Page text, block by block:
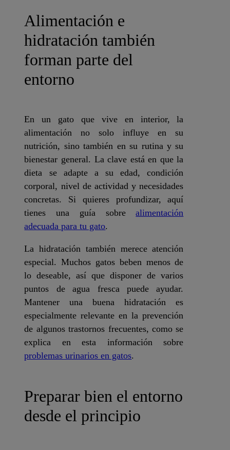
Alimentación e
hidratación también
forman parte del
entorno
En un gato que vive en interior, la
alimentación no solo influye en su
nutrición, sino también en su rutina y su
bienestar general. La clave está en que la
dieta se adapte a su edad, condición
corporal, nivel de actividad y necesidades
concretas. Si quieres profundizar, aquí
tienes una guía sobrealimentación
adecuada para tu gato.
La hidratación también merece atención
especial. Muchos gatos beben menos de
lo deseable, así que disponer de varios
puntos de agua fresca puede ayudar.
Mantener una buena hidratación es
especialmente relevante en la prevención
de algunos trastornos frecuentes, como se
explica en esta información sobre
problemas urinarios en gatos.
Preparar bien el entorno
desde el principio